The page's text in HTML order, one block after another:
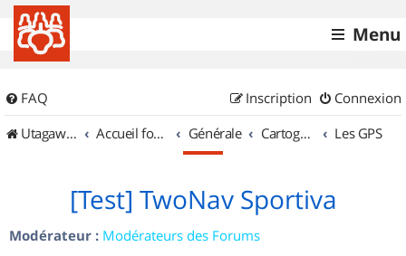
Menu
FAQ Connexion
Inscription
UtagawaVTT (Randos VTT et VTTAE avec traces GPS)
Accueil forum Générale Cartographie et GPS Les GPS
[Test] TwoNav Sportiva
Modérateur : Modérateurs des Forums